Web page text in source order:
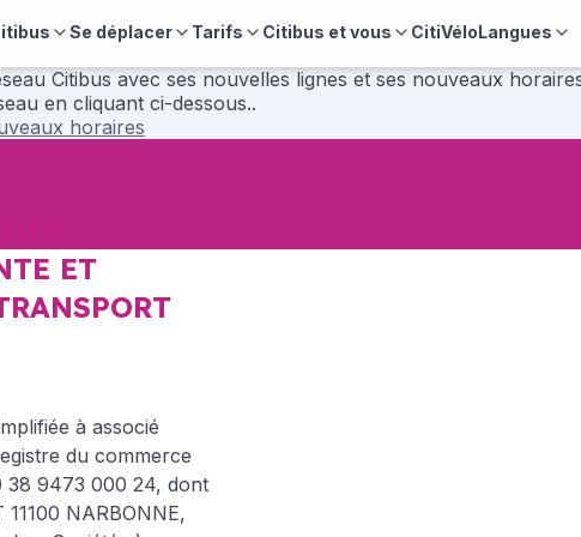
Se déplacer Tarifs Citibus et vous CitiVéloLangues
lignes et ses nouveaux horaires. Pour préparer vos déplacements,
en cliquant ci-dessous..
horaires
ET
à associé
du commerce
38 9473 000 24, dont
NARBONNE,